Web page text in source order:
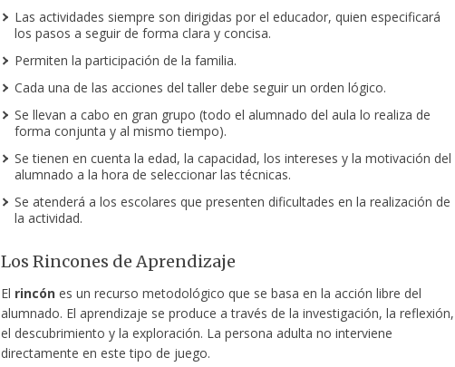
Las actividades siempre son dirigidas por el educador, quien especificará
los pasos a seguir de forma clara y concisa.
Permiten la participación de la familia.
Cada una de las acciones del taller debe seguir un orden lógico.
Se llevan a cabo en gran grupo (todo el alumnado del aula lo realiza de
forma conjunta y al mismo tiempo).
Se tienen en cuenta la edad, la capacidad, los intereses y la motivación del
alumnado a la hora de seleccionar las técnicas.
Se atenderá a los escolares que presenten dificultades en la realización de
la actividad.
Los Rincones de Aprendizaje
El rincónes un recurso metodológico que se basa en la acción libre del
alumnado. El aprendizaje se produce a través de la investigación, la reflexión,
el descubrimiento y la exploración. La persona adulta no interviene
directamente en este tipo de juego.